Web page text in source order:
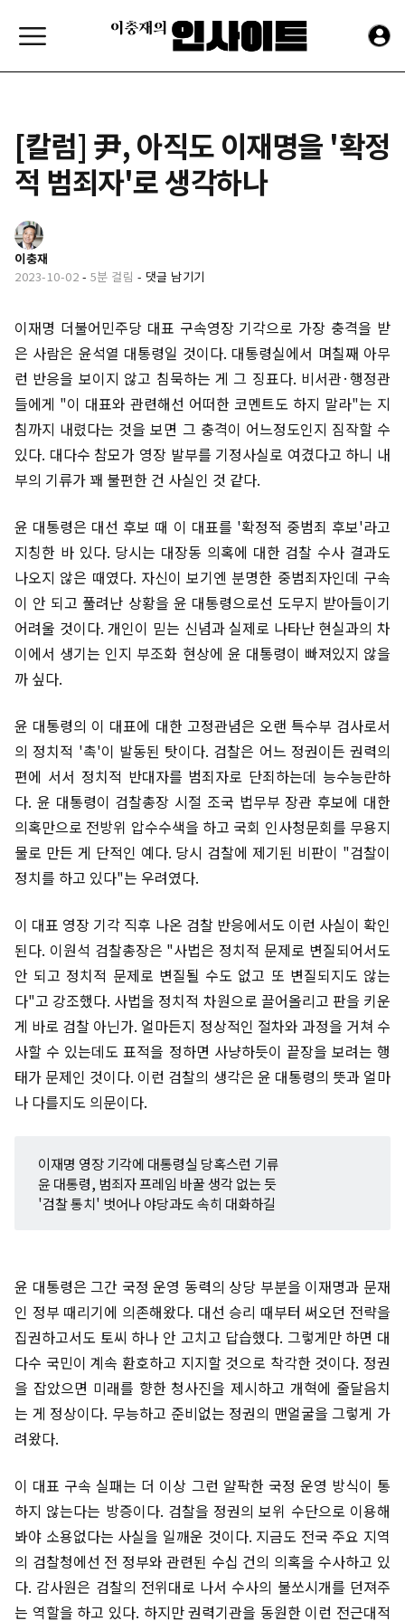
[칼럼] 尹, 아직도 이재명을 '확정
적 범죄자'로 생각하나
이충재
2023-10-02 - 5분 걸림 - 댓글 남기기
이재명 더불어민주당 대표 구속영장 기각으로 가장 충격을 받
은 사람은 윤석열 대통령일 것이다. 대통령실에서 며칠째 아무
런 반응을 보이지 않고 침묵하는 게 그 징표다. 비서관·행정관
들에게 "이 대표와 관련해선 어떠한 코멘트도 하지 말라"는 지
침까지 내렸다는 것을 보면 그 충격이 어느정도인지 짐작할 수
있다. 대다수 참모가 영장 발부를 기정사실로 여겼다고 하니 내
부의 기류가 꽤 불편한 건 사실인 것 같다.
윤 대통령은 대선 후보 때 이 대표를 '확정적 중범죄 후보'라고
지칭한 바 있다. 당시는 대장동 의혹에 대한 검찰 수사 결과도
나오지 않은 때였다. 자신이 보기엔 분명한 중범죄자인데 구속
이 안 되고 풀려난 상황을 윤 대통령으로선 도무지 받아들이기
어려울 것이다. 개인이 믿는 신념과 실제로 나타난 현실과의 차
이에서 생기는 인지 부조화 현상에 윤 대통령이 빠져있지 않을
까 싶다.
윤 대통령의 이 대표에 대한 고정관념은 오랜 특수부 검사로서
의 정치적 '촉'이 발동된 탓이다. 검찰은 어느 정권이든 권력의
편에 서서 정치적 반대자를 범죄자로 단죄하는데 능수능란하
다. 윤 대통령이 검찰총장 시절 조국 법무부 장관 후보에 대한
의혹만으로 전방위 압수수색을 하고 국회 인사청문회를 무용지
물로 만든 게 단적인 예다. 당시 검찰에 제기된 비판이 "검찰이
정치를 하고 있다"는 우려였다.
이 대표 영장 기각 직후 나온 검찰 반응에서도 이런 사실이 확인
된다. 이원석 검찰총장은 "사법은 정치적 문제로 변질되어서도
안 되고 정치적 문제로 변질될 수도 없고 또 변질되지도 않는
다"고 강조했다. 사법을 정치적 차원으로 끌어올리고 판을 키운
게 바로 검찰 아닌가. 얼마든지 정상적인 절차와 과정을 거쳐 수
사할 수 있는데도 표적을 정하면 사냥하듯이 끝장을 보려는 행
태가 문제인 것이다. 이런 검찰의 생각은 윤 대통령의 뜻과 얼마
나 다를지도 의문이다.
이재명 영장 기각에 대통령실 당혹스런 기류
윤 대통령, 범죄자 프레임 바꿀 생각 없는 듯
'검찰 통치' 벗어나 야당과도 속히 대화하길
윤 대통령은 그간 국정 운영 동력의 상당 부분을 이재명과 문재
인 정부 때리기에 의존해왔다. 대선 승리 때부터 써오던 전략을
집권하고서도 토씨 하나 안 고치고 답습했다. 그렇게만 하면 대
다수 국민이 계속 환호하고 지지할 것으로 착각한 것이다. 정권
을 잡았으면 미래를 향한 청사진을 제시하고 개혁에 줄달음치
는 게 정상이다. 무능하고 준비없는 정권의 맨얼굴을 그렇게 가
려왔다.
이 대표 구속 실패는 더 이상 그런 얄팍한 국정 운영 방식이 통
하지 않는다는 방증이다. 검찰을 정권의 보위 수단으로 이용해
봐야 소용없다는 사실을 일깨운 것이다. 지금도 전국 주요 지역
의 검찰청에선 전 정부와 관련된 수십 건의 의혹을 수사하고 있
다. 감사원은 검찰의 전위대로 나서 수사의 불쏘시개를 던져주
는 역할을 하고 있다. 하지만 권력기관을 동원한 이런 전근대적